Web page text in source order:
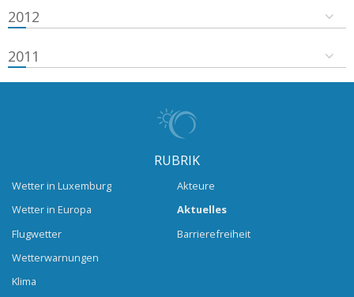
2012
2011
RUBRIK
Wetter in Luxemburg
Wetter in Europa
Flugwetter
Wetterwarnungen
Klima
Akteure
Aktuelles
Barrierefreiheit